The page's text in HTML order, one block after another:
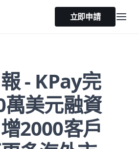
立即申請
- KPay完
美元融資
2000客戶